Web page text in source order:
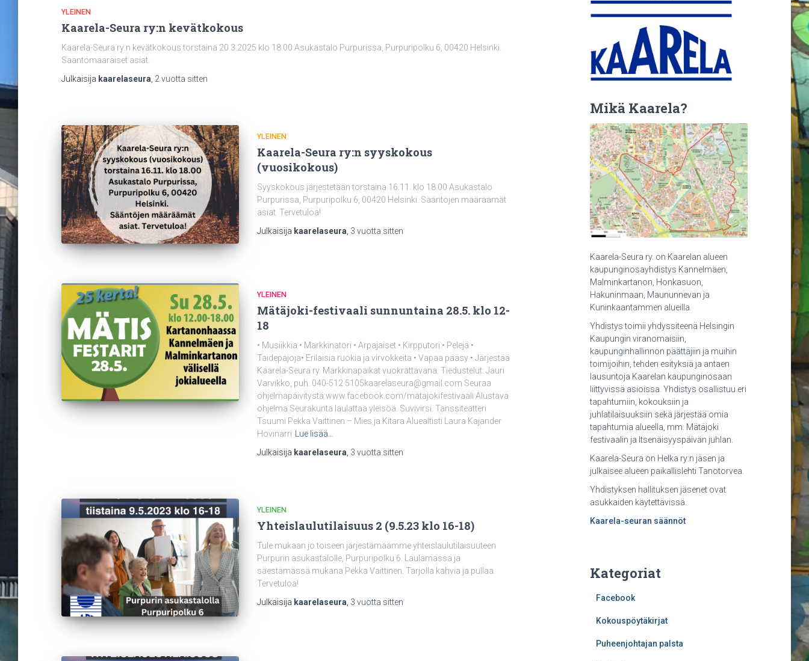
YLEINEN
Kaarela-Seura ry:n kevätkokous
Kaarela-Seura ry:n kevätkokous torstaina 20.3.2025 klo 18.00 Asukastalo Purpurissa, Purpuripolku 6, 00420 Helsinki.
Sääntömääräiset asiat.
Julkaisija kaarelaseura 2 vuotta sitten
YLEINEN
Kaarela-Seura ry:n syyskokous
(vuosikokous)
Syyskokous järjestetään torstaina 16.11. klo 18.00 Asukastalo
Purpurissa, Purpuripolku 6, 00420 Helsinki. Sääntöjen määräämät
asiat. Tervetuloa!
Julkaisija kaarelaseura 3 vuotta sitten
YLEINEN
Mätäjoki-festivaali sunnuntaina 28.5. klo 12-
18
• Musiikkia • Markkinatori • Arpajaiset • Kirpputori • Pelejä •
Taidepajoja• Erilaisia ruokia ja virvokkeita • Vapaa pääsy • Järjestää
Kaarela-Seura ry. Markkinapaikat vuokrattavana. Tiedustelut: Jauri
Varvikko, puh. 040-512 5105kaarelaseura@gmail.com Seuraa
ohjelmapäivitystä:www.facebook.com/matajokifestivaali Alustava
ohjelma Seurakunta laulattaa yleisöä. Suvivirsi. Tanssiteatteri
Tsuumi Pekka Vaittinen – Mies ja Kitara Aluealtisti Laura Kajander
Hovinarri
Lue lisää…
Julkaisija kaarelaseura 3 vuotta sitten
YLEINEN
Yhteislaulutilaisuus 2 (9.5.23 klo 16-18)
Tule mukaan jo toiseen järjestämäämme yhteislaulutilaisuuteen
Purpurin asukastalolle, Purpuripolku 6. Laulamassa ja
säestämässä mukana Pekka Vaittinen. Tarjolla kahvia ja pullaa.
Tervetuloa!
Julkaisija kaarelaseura 3 vuotta sitten
Mikä Kaarela?
Kaarela-Seura ry. on Kaarelan alueen
kaupunginosayhdistys Kannelmäen,
Malminkartanon, Honkasuon,
Hakuninmaan, Maununnevan ja
Kuninkaantammen alueilla.
Yhdistys toimii yhdyssiteenä Helsingin
Kaupungin viranomaisiin,
kaupunginhallinnon päättäjiin ja muihin
toimijoihin, tehden esityksiä ja antaen
lausuntoja Kaarelan kaupunginosaan
liittyvissä asioissa. Yhdistys osallistuu eri
tapahtumiin, kokouksiin ja
juhlatilaisuuksiin sekä järjestää omia
tapahtumia alueella, mm. Mätäjoki
festivaalin ja Itsenäisyyspäivän juhlan.
Kaarela-Seura on Helka ry:n jäsen ja
julkaisee alueen paikallislehti Tanotorvea.
Yhdistyksen hallituksen jäsenet ovat
asukkaiden käytettävissä.
Kaarela-seuran säännöt
Kategoriat
Facebook
Kokouspöytäkirjat
Puheenjohtajan palsta